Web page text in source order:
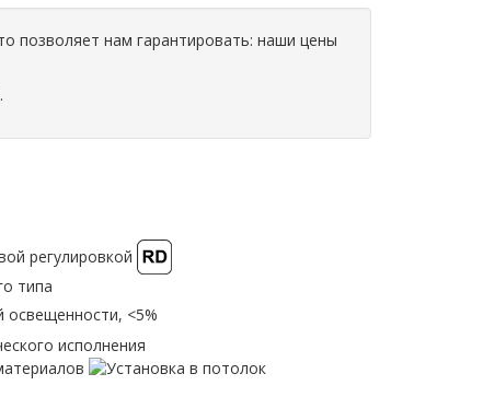
позволяет нам гарантировать: наши цены